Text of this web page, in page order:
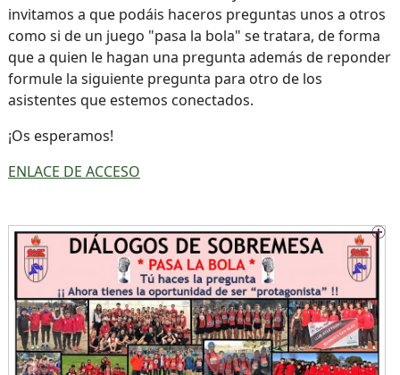
invitamos a que podáis haceros preguntas unos a otros
como si de un juego "pasa la bola" se tratara, de forma
que a quien le hagan una pregunta además de reponder
formule la siguiente pregunta para otro de los
asistentes que estemos conectados.
¡Os esperamos!
ENLACE DE ACCESO